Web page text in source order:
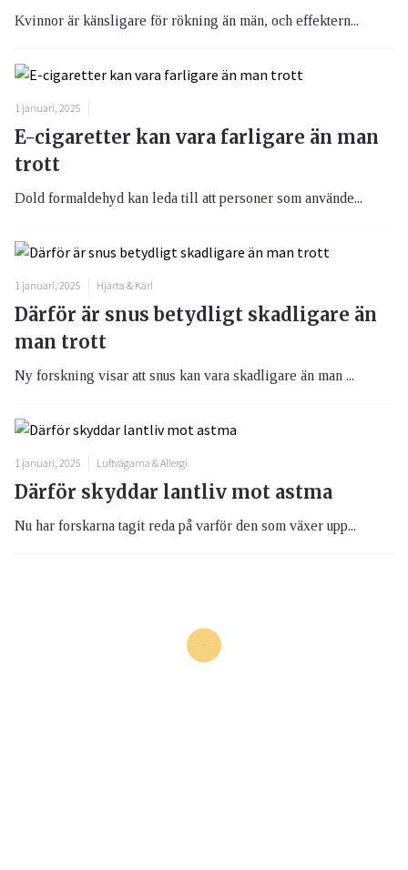
Kvinnor är känsligare för rökning än män, och effektern...
1 januari, 2025
E-cigaretter kan vara farligare än man
trott
Dold formaldehyd kan leda till att personer som använde...
1 januari, 2025 Hjärta & Kärl
Därför är snus betydligt skadligare än
man trott
Ny forskning visar att snus kan vara skadligare än man ...
1 januari, 2025 Luftvägarna & Allergi
Därför skyddar lantliv mot astma
Nu har forskarna tagit reda på varför den som växer upp...